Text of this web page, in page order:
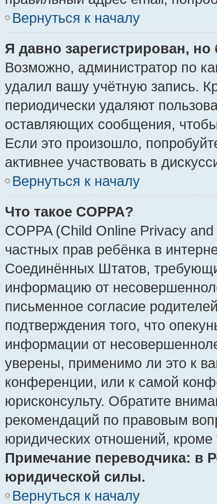
Вернуться к началу
Я давно зарегистрирован,
Возможно, администратор по
удалил вашу учётную запись.
периодически удаляют
оставляющих сообщения,
Если это произошло,
активнее участвовать в
Вернуться к началу
Что такое COPPA?
COPPA (Child Online Privacy
частных прав ребёнка в
Соединённых Штатов,
информацию от
письменное согласие
подтверждения того, что
информации от
уверены, применимо ли это к
конференции, или к самой
юрисконсульту. Обратите
рекомендаций по правовым
юридических отношений,
Примечание переводчика: в
юридической силы.
Вернуться к началу